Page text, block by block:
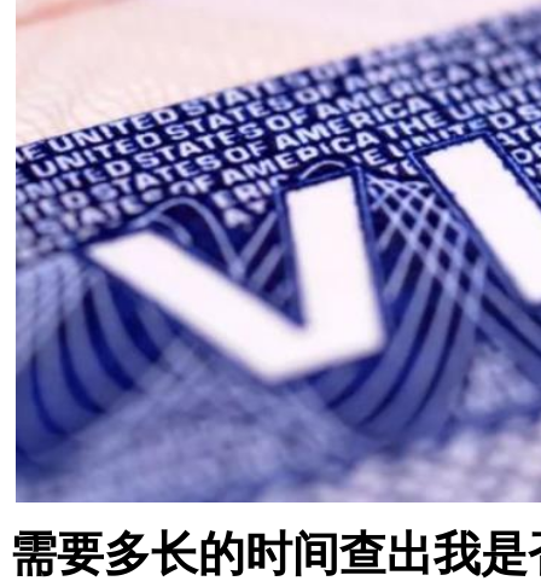
需要多长的时间查出我